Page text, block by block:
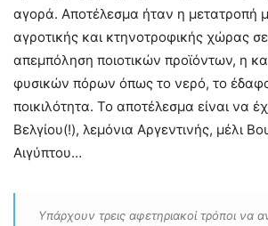
αγορά. Αποτέλεσμα ήταν η μετατροπή
αγροτικής και κτηνοτροφικής χώρας
απεμπόληση ποιοτικών προϊόντων, η
φυσικών πόρων όπως το νερό, το
ποικιλότητα. Το αποτέλεσμα είναι να
Βελγίου(!), λεμόνια Αργεντινής, μέλι
Αιγύπτου…
Υπάρχουν τρεις αφετηριακοί τρόποι να